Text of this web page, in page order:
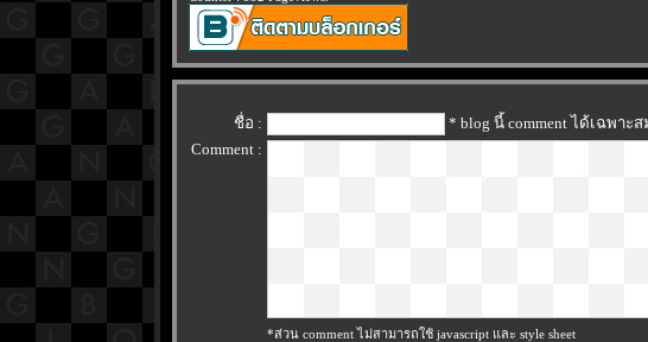
ชื่อ :
* blog นี้ comment ได้เฉพาะ
Comment :
*ส่วน comment ไม่สามารถใช้ javascript และ style sheet